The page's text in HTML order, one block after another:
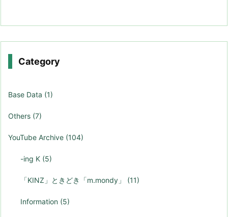
Category
Base Data (1)
Others (7)
YouTube Archive (104)
-ing K (5)
「KINZ」ときどき「m.mondy」 (11)
Information (5)